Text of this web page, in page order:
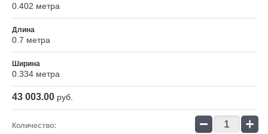
0.402 метра
Длина
0.7 метра
Ширина
0.334 метра
43 003.00 руб.
Количество: − +